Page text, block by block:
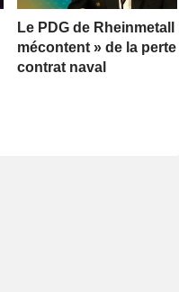
Le PDG de
mécontent » de la
contrat naval